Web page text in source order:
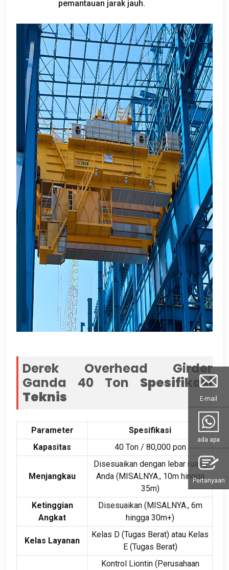
pemantauan jarak jauh.
Derek Overhead Girder
Ganda 40 Ton Spesifikasi
Teknis
Parameter
Spesifikasi
Kapasitas
40 Ton / 80,000 pon
Menjangkau
Disesuaikan dengan lebar ruang
Anda (MISALNYA., 10m hingga
35m)
Ketinggian
Angkat
Disesuaikan (MISALNYA., 6m
hingga 30m+)
Kelas Layanan
Kelas D (Tugas Berat) atau Kelas
E (Tugas Berat)
Kontrol Liontin (Perusahaan
E-mail
ada apa
Pertanyaan